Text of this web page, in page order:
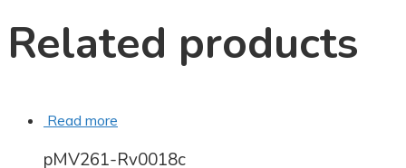
Related products
Read more
pMV261-Rv0018c